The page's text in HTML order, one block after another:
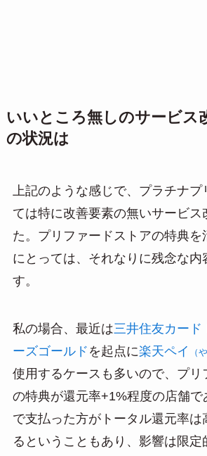
いいところ無しのサービス
の状況は
上記のような感じで、プラチナプ
ては特に改善要素の無いサービス
た。プリファードストアの特典を
にとっては、それなりに残念な内
す。
私の場合、最近は三井住友カード
ーズゴールド を起点に楽天ペイ （
使用するケースも多いので、プリ
の特典が還元率+1%程度の店舗で
で支払った方がトータル還元率は
るということもあり、影響は限定